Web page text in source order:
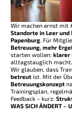
Wir machen ernst mit
Standorte in Leer und
Papenburg. Für
Betreuung, mehr
starten wollen:klarer
alltagstauglich macht.
Wir glauben, dass
betreut ist. Mit der
Betreuungskonzept
Trainingsplan,
Feedback – kurz:
WAS SICHÄNDERT –